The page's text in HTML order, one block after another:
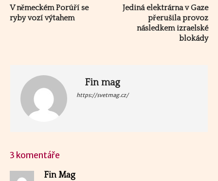
V německém Porúří se
ryby vozí výtahem
Jediná elektrárna v Gaze
přerušila provoz
následkem izraelské
blokády
Fin mag
https://svetmag.cz/
3 komentáře
Fin Mag